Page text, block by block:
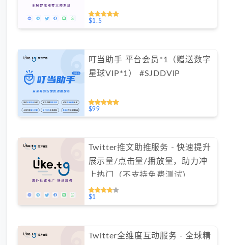
$1.5
叮当助手 平台会员*1（赠送数字
星球VIP*1） #SJDDVIP
$99
Twitter推文助推服务 - 快速提升
展示量/点击量/播放量，助力冲
上热门（不支持免费测试）
$1
Twitter全维度互动服务 - 全球精